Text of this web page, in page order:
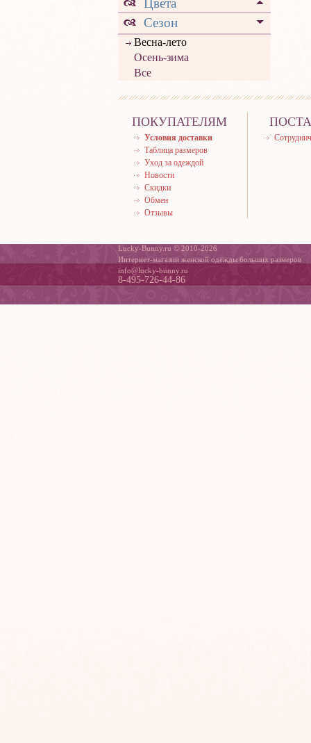
Цвета
Сезон
Весна-лето
Осень-зима
Все
ПОКУПАТЕЛЯМ
Условия доставки
Таблица размеров
Уход за одеждой
Новости
Скидки
Обмен
Отзывы
Lucky-Bunny.ru © 2010-2026
Интернет-магазин женской одежды больших размеров
info@lucky-bunny.ru
8-495-726-44-86